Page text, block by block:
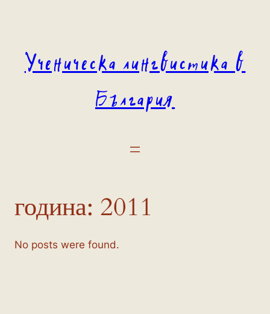
Ученическа лингвистика в
България
година: 2011
No posts were found.